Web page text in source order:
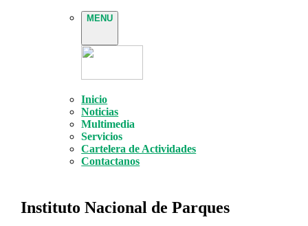
MENU
Inicio
Noticias
Multimedia
Servicios
Cartelera de Actividades
Contactanos
Instituto Nacional de Parques